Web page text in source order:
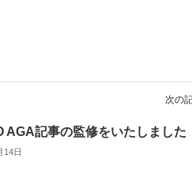
次の
AGA記事の監修をいたしました
14日